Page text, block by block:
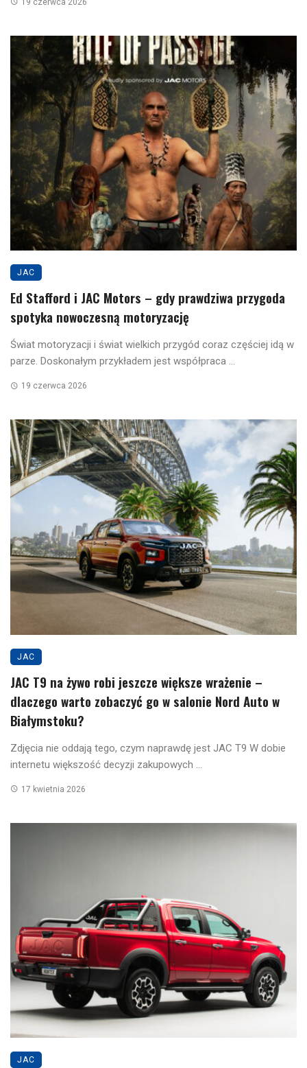
JAC
Ed Stafford i JAC Motors – gdy prawdziwa przygoda
spotyka nowoczesną motoryzację
Świat motoryzacji i świat wielkich przygód coraz częściej idą w
parze. Doskonałym przykładem jest współpraca ...
19 czerwca 2026
JAC
JAC T9 na żywo robi jeszcze większe wrażenie –
dlaczego warto zobaczyć go w salonie Nord Auto w
Białymstoku?
Zdjęcia nie oddają tego, czym naprawdę jest JAC T9 W dobie
internetu większość decyzji zakupowych ...
17 kwietnia 2026
JAC